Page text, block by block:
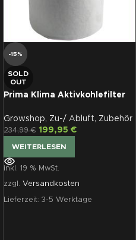
-15%
SOLD
OUT
Prima Klima Aktivkohlefilter
1000 m³/h, inkl.
Anschlussflansch ø 200 mm
Growshop, Zu-/ Abluft, Zubehör
234,99€ 199,95 €
WEITERLESEN
inkl. 19 % MwSt.
zzgl. Versandkosten
Lieferzeit: 3-5 Werktage